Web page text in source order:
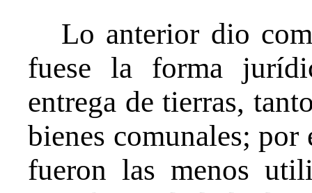
Lo anterior dio
fuese la forma
entrega de tierras,
bienes comunales;
fueron las menos